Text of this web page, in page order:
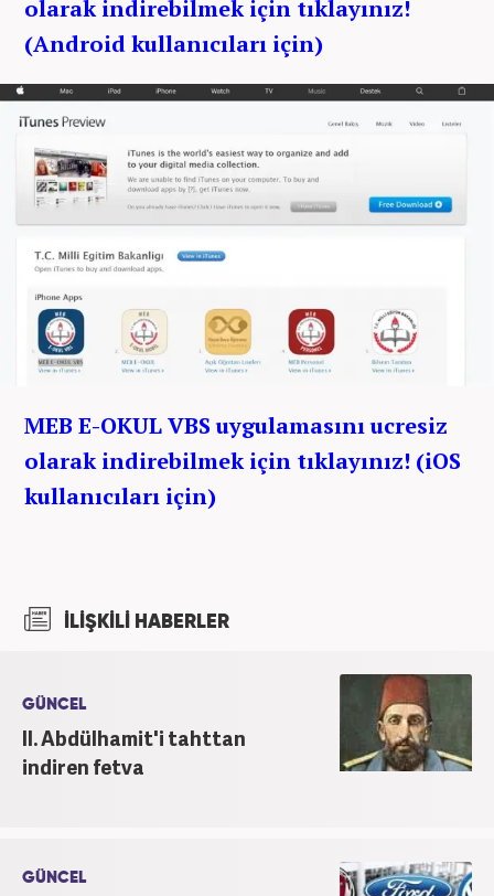
olarak indirebilmek için tıklayınız!
(Android kullanıcıları için)
MEB E-OKUL VBS uygulamasını ucresiz
olarak indirebilmek için tıklayınız! (iOS
kullanıcıları için)
İLİŞKİLİ HABERLER
GÜNCEL
II. Abdülhamit'i tahttan
indiren fetva
GÜNCEL